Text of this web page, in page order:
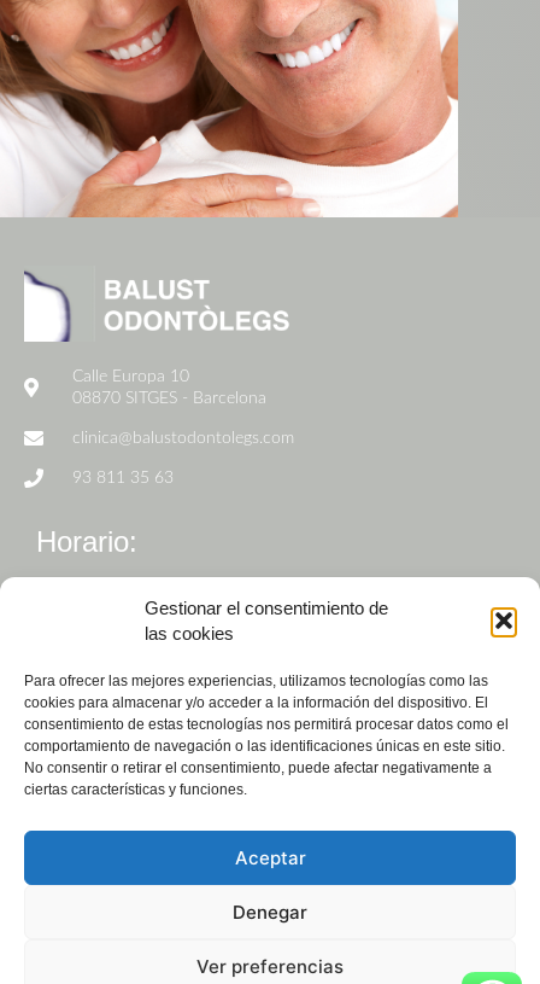
Gestionar el consentimiento de
las cookies
Para ofrecer las mejores experiencias, utilizamos tecnologías como las
cookies para almacenar y/o acceder a la información del dispositivo. El
consentimiento de estas tecnologías nos permitirá procesar datos como el
comportamiento de navegación o las identificaciones únicas en este sitio.
No consentir o retirar el consentimiento, puede afectar negativamente a
ciertas características y funciones.
Aceptar
Denegar
Ver preferencias
Calle Europa 10
08870 SITGES - Barcelona
clinica@balustodontolegs.com
93 811 35 63
Horario:
De Lunes a Viernes de 9h a 19h
Copyright © 2023. Balust Odontòlegs.
Política de privacidad